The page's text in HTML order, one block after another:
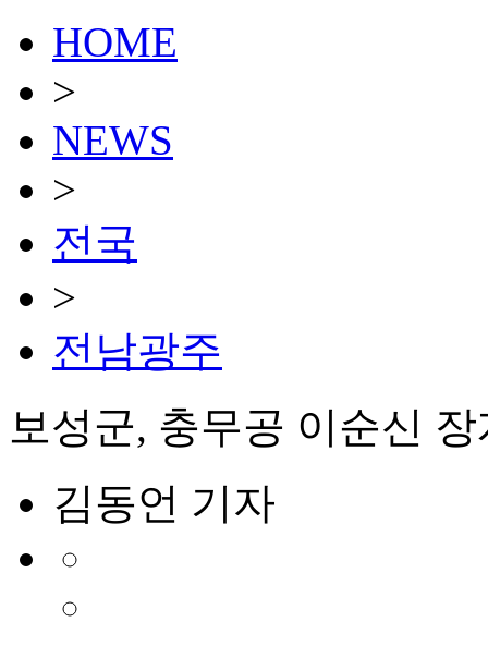
HOME
>
NEWS
>
전국
>
전남광주
보성군, 충무공 이순신
김동언 기자